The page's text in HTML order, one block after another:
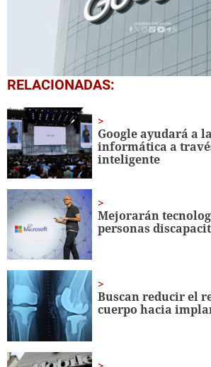
0
seconds
2
minutes,
2
seconds
RELACIONADAS:
Google ayudará a
informática a
inteligente
Mejorarán
personas
Buscan reducir el
cuerpo hacia